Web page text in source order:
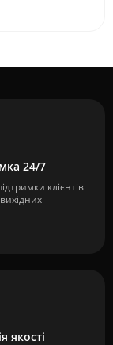
24/7
клієнтів
якості